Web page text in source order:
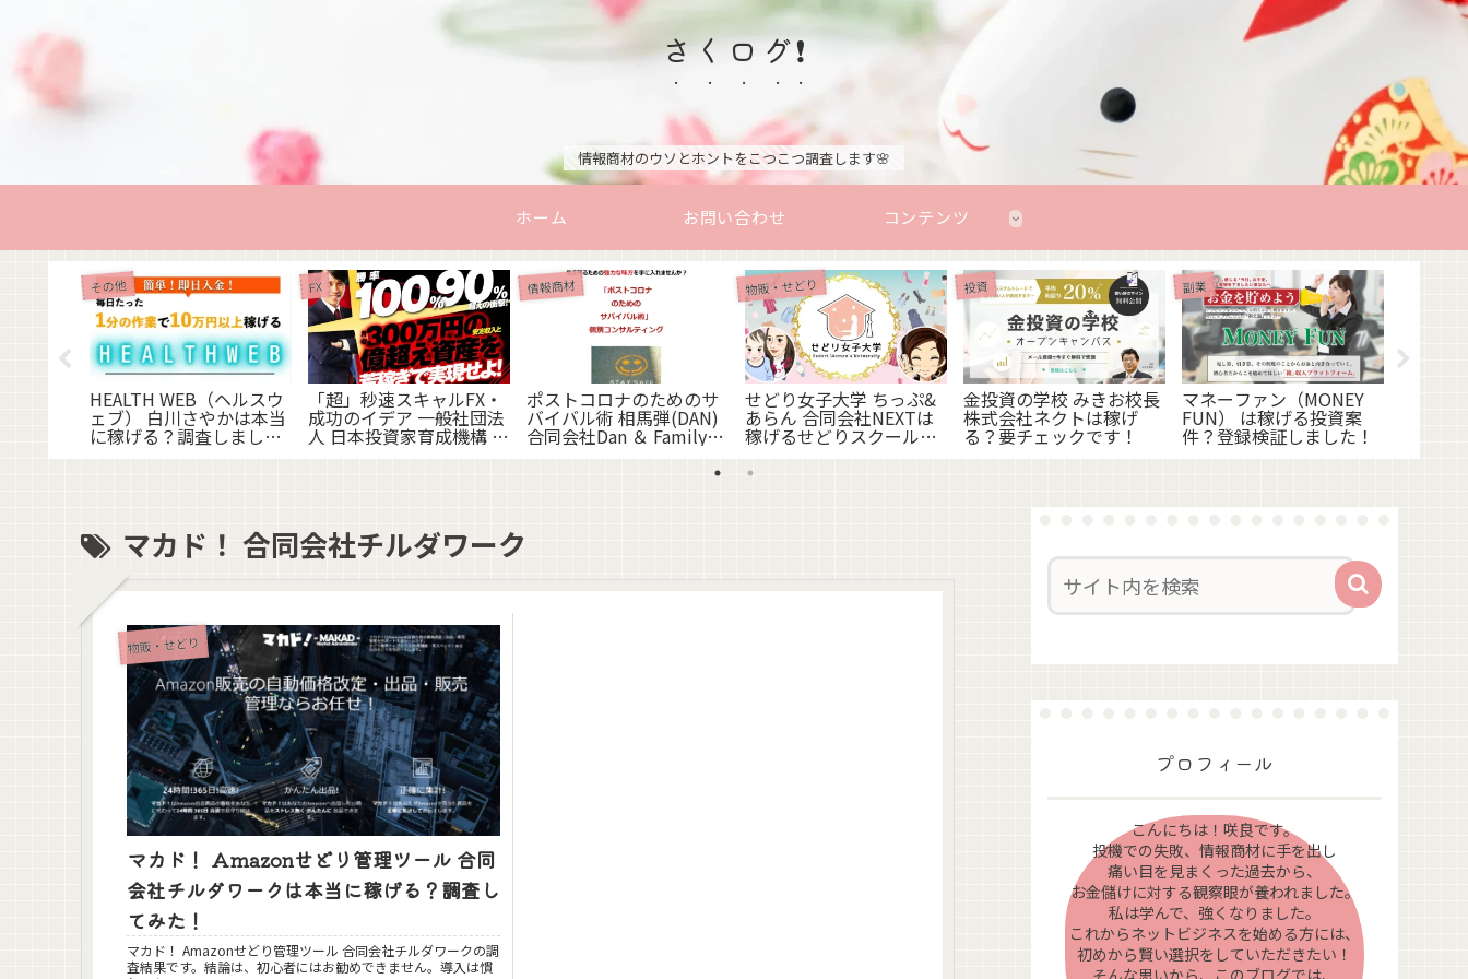
さくログ❗
情報商材のウソとホントをこつこつ調査します🌸
ホーム お問い合わせ コンテンツ
その他
HEALTH WEB（ヘルスウ
ェブ） 白川さやかは本当
に稼げる？調査しまし
FX
「超」秒速スキャルFX・
成功のイデア 一般社団法
人 日本投資家育成機構 は
情報商材
ポストコロナのためのサ
バイバル術 相馬弾(DAN)
合同会社Dan ＆ Family
Worksで海外生活でき
物販・せどり
せどり女子大学 ちっぷ&
あらん 合同会社NEXTは
稼げるせどりスクール？
投資
金投資の学校 みきお校長
株式会社ネクトは稼げ
る？要チェックです！
副業
マネーファン（MONEY
FUN） は稼げる投資案
件？登録検証しました！
した！
マカド！ 合同会社チルダワーク
物販・せどり
マカド！ Amazonせどり管理ツール 合同
会社チルダワークは本当に稼げる？調査し
てみた！
マカド！ Amazonせどり管理ツール 合同会社チルダワークの調
査結果です。結論は、初心者にはお勧めできません。導入は慣
プロフィール
こんにちは！咲良です。
投機での失敗、情報商材に手を出し
痛い目を見まくった過去から、
お金儲けに対する観察眼が養われました。
私は学んで、強くなりました。
これからネットビジネスを始める方には、
初めから賢い選択をしていただきたい！